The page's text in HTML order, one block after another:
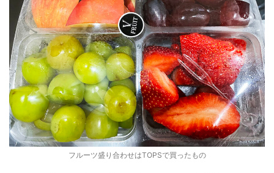
フルーツ盛り合わせはTOPSで買ったもの